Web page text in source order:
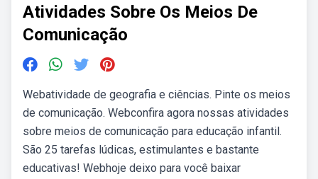
Atividades Sobre Os Meios De
Comunicação
Webatividade de geografia e ciências. Pinte os meios
de comunicação. Webconfira agora nossas atividades
sobre meios de comunicação para educação infantil.
São 25 tarefas lúdicas, estimulantes e bastante
educativas! Webhoje deixo para você baixar